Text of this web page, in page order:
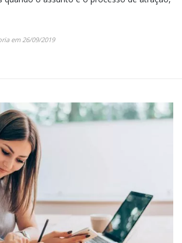
em 26/09/2019